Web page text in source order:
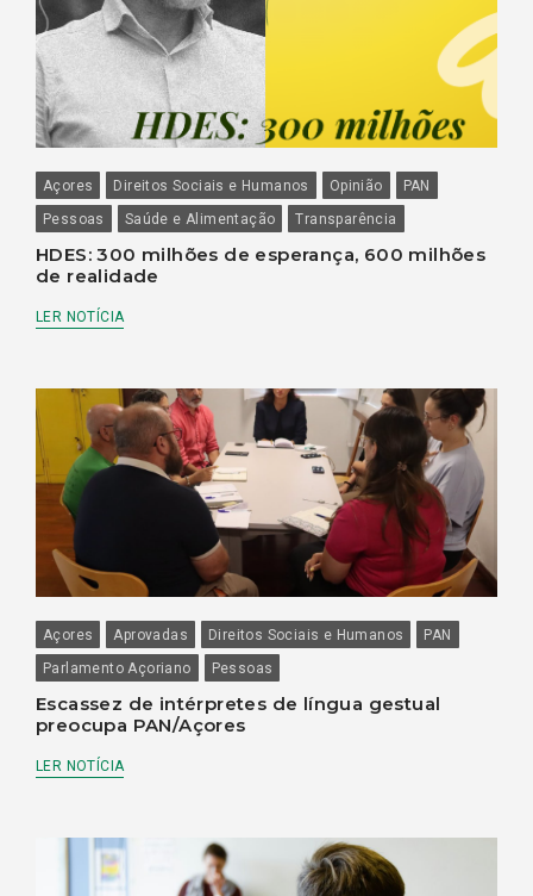
Açores Direitos Sociais e Humanos Opinião
PAN
Pessoas
Saúde e Alimentação Transparência
HDES: 300 milhões de esperança, 600 milhões
de realidade
LER NOTÍCIA
Açores Aprovadas Direitos Sociais e Humanos
PAN
Parlamento Açoriano
Pessoas
Escassez de intérpretes de língua gestual
preocupa PAN/Açores
LER NOTÍCIA